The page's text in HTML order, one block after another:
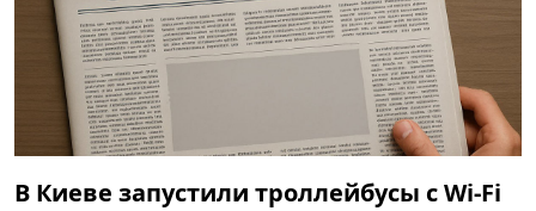
В Киеве запустили троллейбусы с Wi-Fi